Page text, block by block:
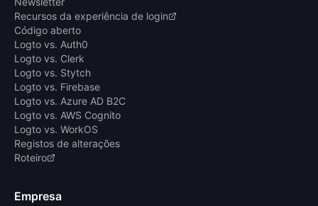
Recursos da experiência de login
Código aberto
Logto vs. Auth0
Logto vs. Clerk
Logto vs. Stytch
Logto vs. Firebase
Logto vs. Azure AD B2C
Logto vs. AWS Cognito
Logto vs. WorkOS
Registos de alterações
Roteiro
Empresa